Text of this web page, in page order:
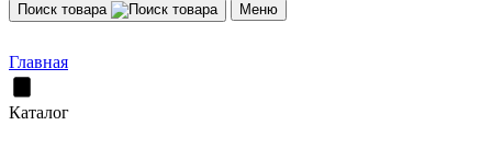
Поиск товара Меню
Главная
Каталог